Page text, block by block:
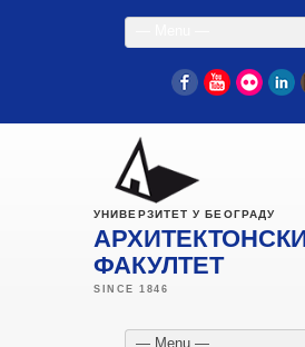
FacebookYouTube
Flickr
УНИВЕРЗИТЕТ У БЕОГРАДУ
ФАКУЛТЕТ
— Menu —